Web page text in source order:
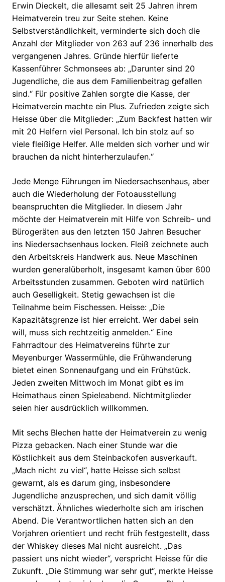
Erwin Dieckelt, die allesamt seit 25 Jahren ihrem
Heimatverein treu zur Seite stehen. Keine
Selbstverständlichkeit, verminderte sich doch die
Anzahl der Mitglieder von 263 auf 236 innerhalb des
vergangenen Jahres. Gründe hierfür lieferte
Kassenführer Schmonsees ab: „Darunter sind 20
Jugendliche, die aus dem Familienbeitrag gefallen
sind.“ Für positive Zahlen sorgte die Kasse, der
Heimatverein machte ein Plus. Zufrieden zeigte sich
Heisse über die Mitglieder: „Zum Backfest hatten wir
mit 20 Helfern viel Personal. Ich bin stolz auf so
viele fleißige Helfer. Alle melden sich vorher und wir
brauchen da nicht hinterherzulaufen.“
Jede Menge Führungen im Niedersachsenhaus, aber
auch die Wiederholung der Fotoausstellung
beanspruchten die Mitglieder. In diesem Jahr
möchte der Heimatverein mit Hilfe von Schreib- und
Bürogeräten aus den letzten 150 Jahren Besucher
ins Niedersachsenhaus locken. Fleiß zeichnete auch
den Arbeitskreis Handwerk aus. Neue Maschinen
wurden generalüberholt, insgesamt kamen über 600
Arbeitsstunden zusammen. Geboten wird natürlich
auch Geselligkeit. Stetig gewachsen ist die
Teilnahme beim Fischessen. Heisse: „Die
Kapazitätsgrenze ist hier erreicht. Wer dabei sein
will, muss sich rechtzeitig anmelden.“ Eine
Fahrradtour des Heimatvereins führte zur
Meyenburger Wassermühle, die Frühwanderung
bietet einen Sonnenaufgang und ein Frühstück.
Jeden zweiten Mittwoch im Monat gibt es im
Heimathaus einen Spieleabend. Nichtmitglieder
seien hier ausdrücklich willkommen.
Mit sechs Blechen hatte der Heimatverein zu wenig
Pizza gebacken. Nach einer Stunde war die
Köstlichkeit aus dem Steinbackofen ausverkauft.
„Mach nicht zu viel“, hatte Heisse sich selbst
gewarnt, als es darum ging, insbesondere
Jugendliche anzusprechen, und sich damit völlig
verschätzt. Ähnliches wiederholte sich am irischen
Abend. Die Verantwortlichen hatten sich an den
Vorjahren orientiert und recht früh festgestellt, dass
der Whiskey dieses Mal nicht ausreicht. „Das
passiert uns nicht wieder“, verspricht Heisse für die
Zukunft. „Die Stimmung war sehr gut“, merkte Heisse